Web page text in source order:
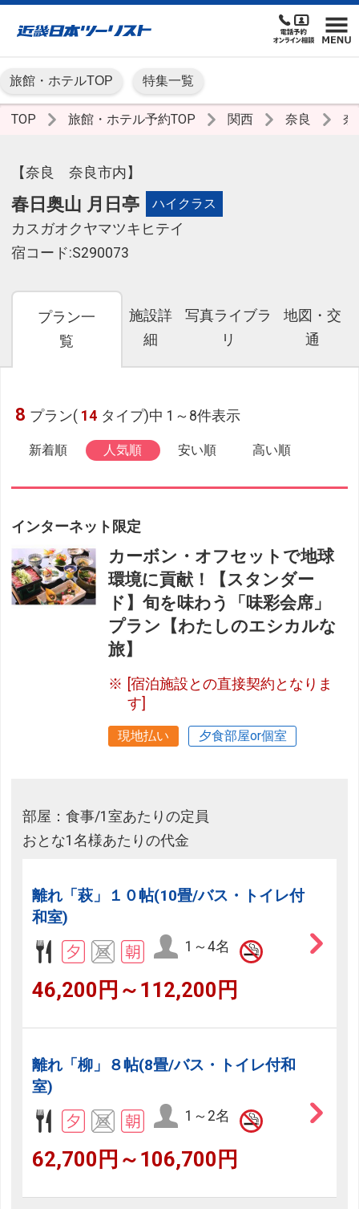
旅館・ホテルTOP 特集一覧
TOP 旅館・ホテル予約TOP 関西 奈良
【奈良 奈良市内】
春日奥山 月日亭 ハイクラス
カスガオクヤマツキヒテイ
宿コード:S290073
プラン一
覧
施設詳
細
写真ライブラ
リ
地図・交
通
8 プラン( 14 タイプ)中 1～8件表示
新着順 人気順 安い順 高い順
インターネット限定
カーボン・オフセットで地球
環境に貢献！【スタンダー
ド】旬を味わう「味彩会席」
プラン【わたしのエシカルな
旅】
[宿泊施設との直接契約となりま
す]
現地払い 夕食部屋or個室
部屋：食事/1室あたりの定員
おとな1名様あたりの代金
離れ「萩」１０帖(10畳/バス・トイレ付
和室)
1～4名
46,200円～112,200円
離れ「柳」８帖(8畳/バス・トイレ付和
室)
1～2名
62,700円～106,700円